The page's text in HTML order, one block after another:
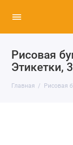
Рисовая
Этикетки,
Главная Рисовая